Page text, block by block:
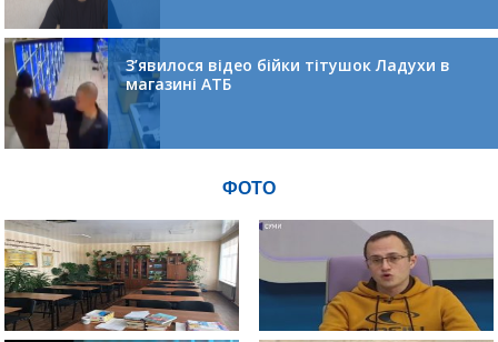
З’явилося відео бійки тітушок Ладухи в
магазині АТБ
ФОТО